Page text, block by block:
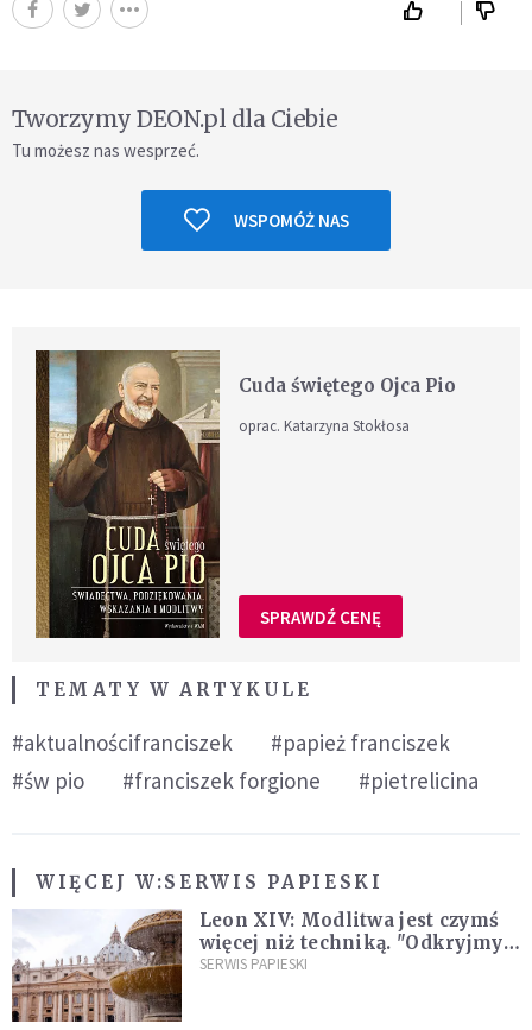
Tworzymy DEON.pl dla Ciebie
Tu możesz nas wesprzeć.
WSPOMÓŻ NAS
Cuda świętego Ojca Pio
oprac. Katarzyna Stokłosa
SPRAWDŹ CENĘ
TEMATY W ARTYKULE
#aktualnościfranciszek
#papież franciszek
#św pio
#franciszek forgione #pietrelicina
WIĘCEJ W:SERWIS PAPIESKI
Leon XIV: Modlitwa jest czymś
więcej niż techniką. "Odkryjmy
ją na nowo"
SERWIS PAPIESKI